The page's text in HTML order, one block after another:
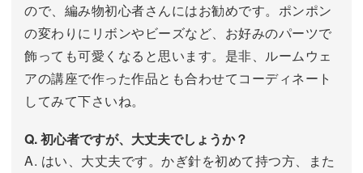
ので、編み物初心者さんにはお勧めです。ポンポン
の変わりにリボンやビーズなど、お好みのパーツで
飾っても可愛くなると思います。是非、ルームウェ
アの講座で作った作品とも合わせてコーディネート
してみて下さいね。
Q. 初心者ですが、大丈夫でしょうか？
A. はい、大丈夫です。かぎ針を初めて持つ方、また